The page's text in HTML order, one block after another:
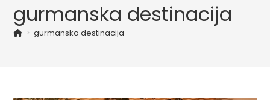
gurmanska destinacija
> gurmanska destinacija